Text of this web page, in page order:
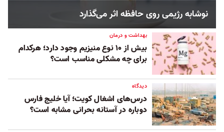
نوشابه رژیمی روی حافظه اثر می‌گذارد
بهداشت و درمان
بیش از ۱۰ نوع منیزیم وجود دارد؛ هر‌کدام
برای چه مشکلی مناسب‌ است؟
دیدگاه
درس‌های اشغال کویت؛ آیا خلیج فارس
دوباره در آستانه بحرانی مشابه است؟